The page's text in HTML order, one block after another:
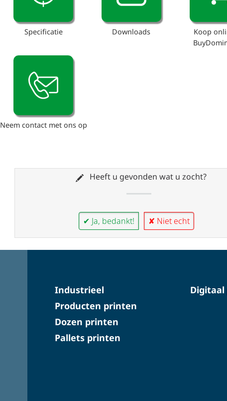
Specificatie Downloads
Koop
Neem contact met ons op
Heeft u gevonden wat u zocht?
✔ Ja, bedankt! ✘ Niet echt
Industrieel
Producten printen
Dozen printen
Pallets printen